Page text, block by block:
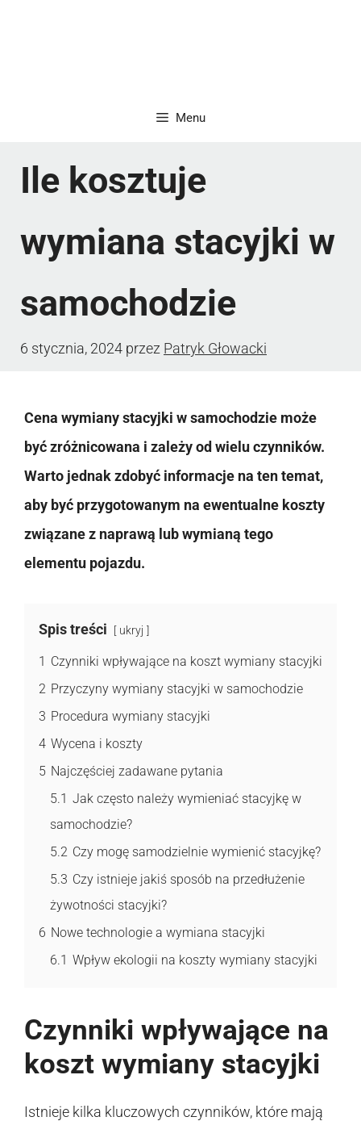
Menu
Ile kosztuje
wymiana stacyjki w
samochodzie
6 stycznia, 2024 przez Patryk Głowacki
Cena wymiany stacyjki w samochodzie może
być zróżnicowana i zależy od wielu czynników.
Warto jednak zdobyć informacje na ten temat,
aby być przygotowanym na ewentualne koszty
związane z naprawą lub wymianą tego
elementu pojazdu.
Spis treści ukryj
1 Czynniki wpływające na koszt wymiany stacyjki
2 Przyczyny wymiany stacyjki w samochodzie
3 Procedura wymiany stacyjki
4 Wycena i koszty
5 Najczęściej zadawane pytania
5.1 Jak często należy wymieniać stacyjkę w
samochodzie?
5.2 Czy mogę samodzielnie wymienić stacyjkę?
5.3 Czy istnieje jakiś sposób na przedłużenie
żywotności stacyjki?
6 Nowe technologie a wymiana stacyjki
6.1 Wpływ ekologii na koszty wymiany stacyjki
Czynniki wpływające na
koszt wymiany stacyjki
Istnieje kilka kluczowych czynników, które mają